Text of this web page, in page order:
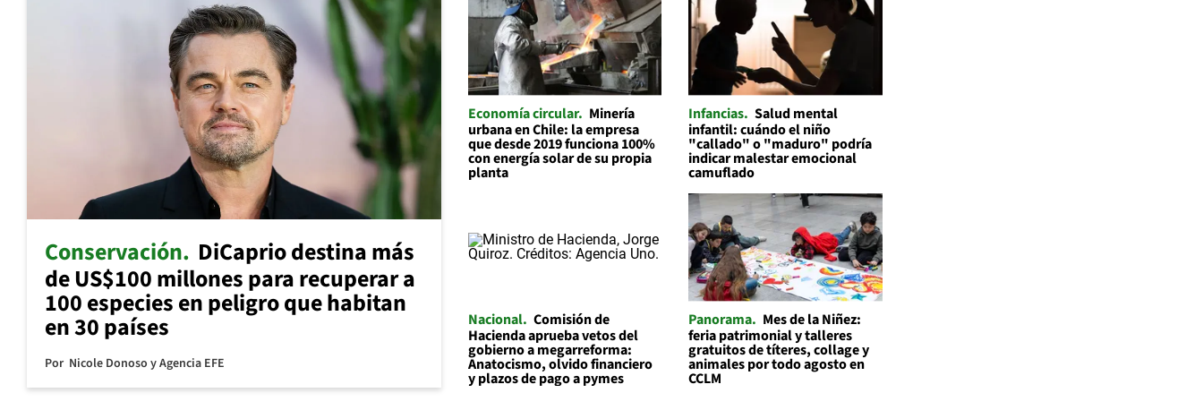
Conservación DiCaprio destina más
de US$100 millones para recuperar a
100 especies en peligro que habitan
en 30 países
Por Nicole Donoso y Agencia EFE
Economía circular
Minería
urbana en Chile: la empresa
que desde 2019 funciona 100%
con energía solar de su propia
planta
Infancias Salud mental
infantil: cuándo el niño
"callado" o "maduro" podría
indicar malestar emocional
camuflado
Nacional Comisión de
Hacienda aprueba vetos del
gobierno a megarreforma:
Anatocismo, olvido financiero
y plazos de pago a pymes
Panorama Mes de la Niñez:
feria patrimonial y talleres
gratuitos de títeres, collage y
animales por todo agosto en
CCLM